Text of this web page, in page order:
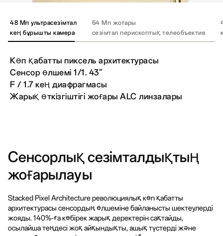
48 Мп ультрасезімтал
кең бұрышты камера
64 Мп жоғары
сезімталперископтық телеобъектив
Көп қабатты пиксель архитектурасы
Сенсор өлшемі 1/1. 43"
F / 1.7 кең диафрагмасы
Жарық өткізгіштігі жоғары ALC линзалары
Сенсорлық сезімталдықтың
жоғарылауы
Stacked Pixel Architecture революциялық көп қабатты
архитектурасы сенсордың өлшеміне байланысты шектеулерді
жояды. 140%-ға көбірек жарық деректерін сақтайды,
осылайша теңдесі жоқ айқындықты, ашық түстерді және